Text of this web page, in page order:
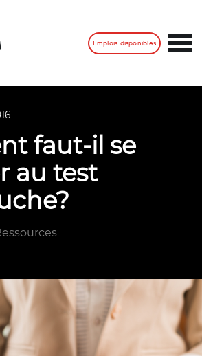
Emplois disponibles
faut-il se
au test